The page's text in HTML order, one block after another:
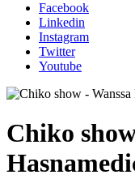
Facebook
Linkedin
Instagram
Twitter
Youtube
Chiko